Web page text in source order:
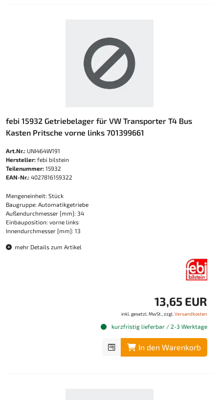
febi 15932 Getriebelager für VW Transporter T4 Bus
Kasten Pritsche vorne links 701399661
Art.Nr.: UNI464W191
Hersteller: febi bilstein
Teilenummer: 15932
EAN-Nr.: 4027816159322
Mengeneinheit: Stück
Baugruppe: Automatikgetriebe
Außendurchmesser [mm]: 34
Einbauposition: vorne links
Innendurchmesser [mm]: 13
mehr Details zum Artikel
13,65 EUR
inkl. gesetzl. MwSt., zzgl. Versandkosten
kurzfristig lieferbar / 2-3 Werktage
In den Warenkorb